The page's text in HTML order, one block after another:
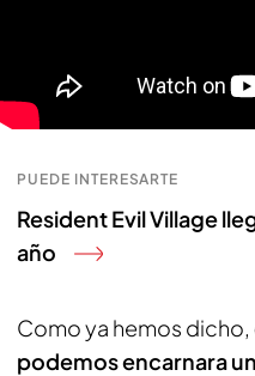
PUEDE INTERESARTE
Resident Evil Village
año
Como ya hemos dicho,
podemos encarnara